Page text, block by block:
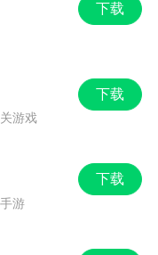
为炮姐换装
种族相生相克，4
熠，更可强化升级
上手的友好界面，
手小白还是游戏
乐园
下载
下载
游戏
下载
游